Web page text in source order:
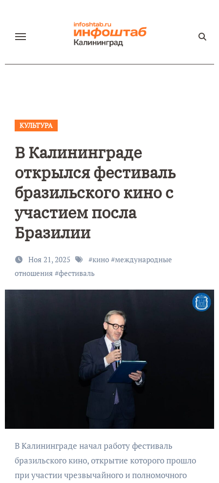
содержанию
КУЛЬТУРА
В Калининграде
открылся фестиваль
бразильского кино с
участием посла
Бразилии
Ноя 21, 2025 #кино#международные
отношения#фестиваль
В Калининграде начал работу фестиваль
бразильского кино, открытие которого прошло
при участии чрезвычайного и полномочного